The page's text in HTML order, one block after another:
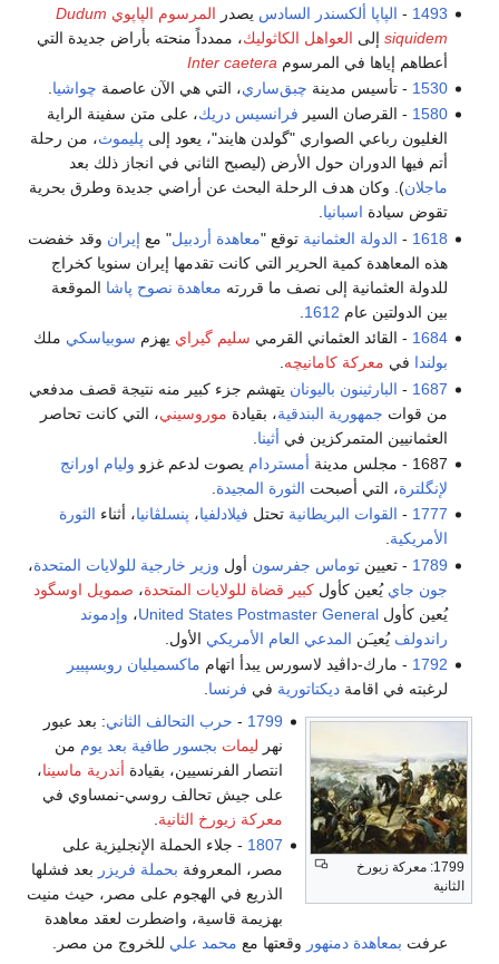
1493
- الپاپا ألكسندر السادس يصدر المرسوم الپاپوي Dudum
siquidem إلى العواهل الكاثوليك، ممدداً منحته بأراض جديدة التي
أعطاهم إياها في المرسوم Inter caetera
1530 - تأسيس مدينة چبق‌ساري، التي هي الآن عاصمة چواشيا
1580 - القرصان السير فرانسيس دريك، على متن سفينة الراية
الغليون رباعي الصواري "گولدن هايند"، يعود إلى پليموث، من رحلة
أتم فيها الدوران حول الأرض (ليصبح الثاني في انجاز ذلك بعد
ماجلان). وكان هدف الرحلة البحث عن أراضي جديدة وطرق بحرية
تقوض سيادة اسبانيا.
1618
- الدولة العثمانية توقع "معاهدة أردبيل" مع إيران وقد خفضت
هذه المعاهدة كمية الحرير التي كانت تقدمها إيران سنويا كخراج
للدولة العثمانية إلى نصف ما قررته معاهدة نصوح پاشا الموقعة
بين الدولتين عام 1612
1684 - القائد العثماني القرمي سليم گيراي يهزم سوبياسكي ملك
بولندا في معركة كامانيچه
1687
- البارثينون باليونان يتهشم جزء كبير منه نتيجة قصف مدفعي
من قوات جمهورية البندقية، بقيادة موروسيني، التي كانت تحاصر
العثمانيين المتمركزين في أثينا
1687 - مجلس مدينة
أمستردام يصوت لدعم غزو وليام اورانج
لإنگلترة، التي أصبحت الثورة المجيدة
1777
- القوات البريطانية تحتل فيلادلفيا، پنسلڤانيا، أثناء الثورة
الأمريكية.
1789 - تعيينتوماس جفرسون أول وزير خارجية للولايات المتحدة،
جون جاي يُعين كأولكبير قضاة للولايات المتحدة، صمويل اوسگود
يُعين كأولUnited States Postmaster General، وإدموند
راندولف يُعيـَن المدعي العام الأمريكي الأول.
1792 - مارك-داڤيد لاسورس يبدأ اتهام ماكسميليان روبسپيير
لرغبته في اقامةديكتاتورية في فرنسا
1799: معركة زيورخ
الثانية
1799
- حرب التحالف الثاني: بعد عبور
نهر ليمات بجسور طافية بعد يوم من
انتصار الفرنسيين، بقيادة أندرية ماسينا،
على جيش تحالف روسي-نمساوي في
معركة زيورخ الثانية
1807 - جلاء الحملة الإنجليزية على
مصر، المعروفة بحملة فريزر بعد فشلها
الذريع في الهجوم على مصر، حيث منيت
بهزيمة قاسية، واضطرت لعقد معاهدة
عرفت بمعاهدة دمنهور وقعتها مع محمد علي للخروج من مصر.